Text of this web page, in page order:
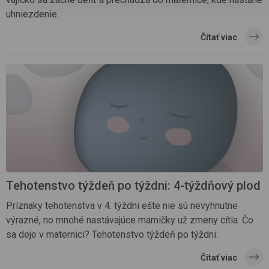
uhniezdenie.
Čítať viac
Tehotenstvo týždeň po týždni: 4-týždňový plod
Príznaky tehotenstva v 4. týždni ešte nie sú nevyhnutne
výrazné, no mnohé nastávajúce mamičky už zmeny cítia. Čo
sa deje v maternici? Tehotenstvo týždeň po týždni.
Čítať viac